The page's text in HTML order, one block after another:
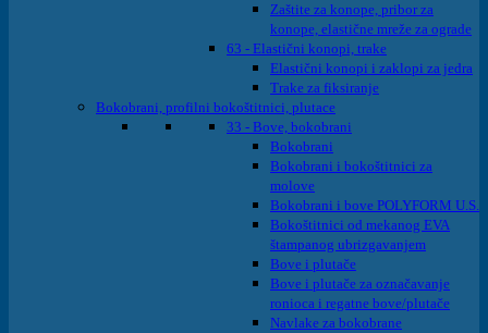
Zaštite za konope, pribor za
konope, elastične mreže za ograde
63 - Elastični konopi, trake
Elastični konopi i zaklopi za jedra
Trake za fiksiranje
Bokobrani, profilni bokoštitnici, plutace
33 - Bove, bokobrani
Bokobrani
Bokobrani i bokoštitnici za
molove
Bokobrani i bove POLYFORM U.S.
Bokoštitnici od mekanog EVA
štampanog ubrizgavanjem
Bove i plutače
Bove i plutače za označavanje
ronioca i regatne bove/plutače
Navlake za bokobrane